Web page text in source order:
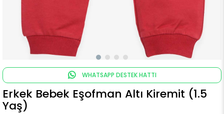
WHATSAPP DESTEK HATTI
Erkek Bebek Eşofman Altı Kiremit (1.5
Yaş)